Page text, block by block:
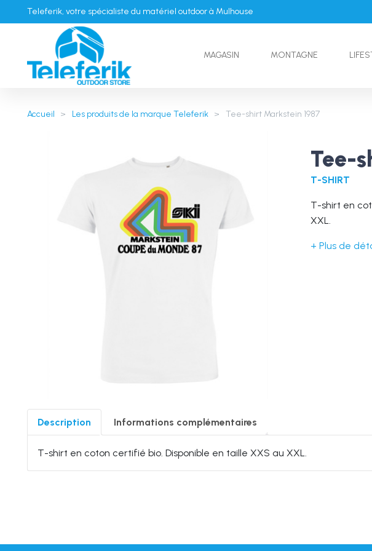
Teleferik, votre spécialiste du matériel outdoor à Mulhouse
MAGASIN MONTAGNE
Accueil > Les produits de la marque Teleferik > Tee-shirt Markstein 1987
Tee-
T-SHIRT
T-shirt en
XXL.
+ Plus de
Description Informations complémentaires
T-shirt en coton certifié bio. Disponible en taille XXS au XXL.